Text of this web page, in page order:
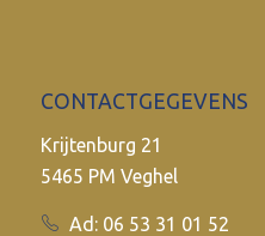
CONTACTGEGEVENS
Krijtenburg 21
5465 PM Veghel
Ad: 06 53 31 01 52